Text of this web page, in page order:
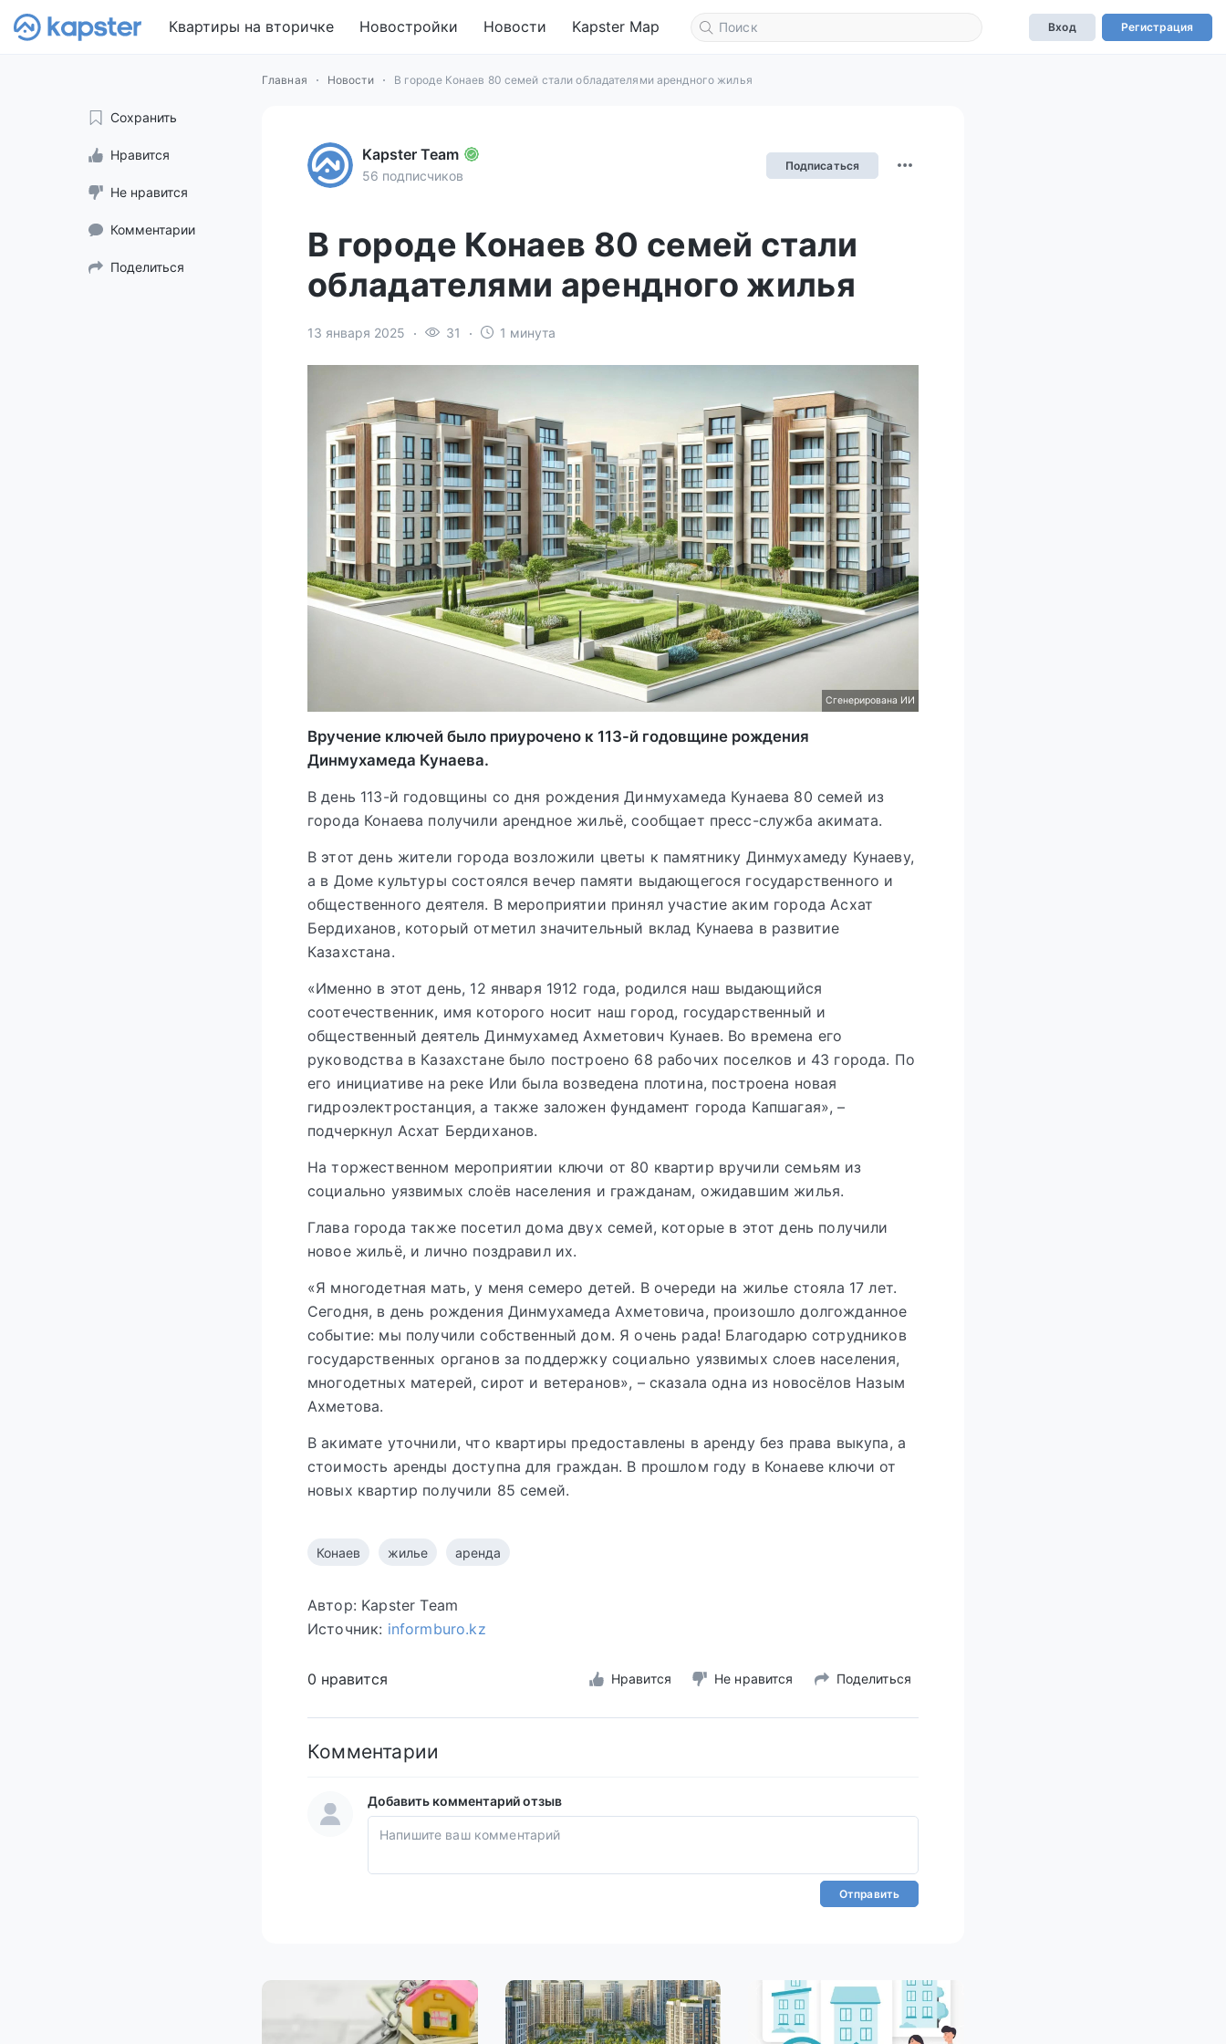
Квартиры на вторичке Новостройки Новости Kapster Map Вход Регистрация
Главная Новости В городе Конаев 80 семей стали обладателями арендного жилья
Сохранить
Нравится
Не нравится
Комментарии
Поделиться
Kapster Team
56 подписчиков
Подписаться
В городе Конаев 80 семей стали
обладателями арендного жилья
13 января 2025 31 1 минута
Сгенерирована ИИ
Вручение ключей было приурочено к 113-й годовщине рождения
Динмухамеда Кунаева.
В день 113-й годовщины со дня рождения Динмухамеда Кунаева 80 семей из
города Конаева получили арендное жильё, сообщает пресс-служба акимата.
В этот день жители города возложили цветы к памятнику Динмухамеду Кунаеву,
а в Доме культуры состоялся вечер памяти выдающегося государственного и
общественного деятеля. В мероприятии принял участие аким города Асхат
Бердиханов, который отметил значительный вклад Кунаева в развитие
Казахстана.
«Именно в этот день, 12 января 1912 года, родился наш выдающийся
соотечественник, имя которого носит наш город, государственный и
общественный деятель Динмухамед Ахметович Кунаев. Во времена его
руководства в Казахстане было построено 68 рабочих поселков и 43 города. По
его инициативе на реке Или была возведена плотина, построена новая
гидроэлектростанция, а также заложен фундамент города Капшагая», –
подчеркнул Асхат Бердиханов.
На торжественном мероприятии ключи от 80 квартир вручили семьям из
социально уязвимых слоёв населения и гражданам, ожидавшим жилья.
Глава города также посетил дома двух семей, которые в этот день получили
новое жильё, и лично поздравил их.
«Я многодетная мать, у меня семеро детей. В очереди на жилье стояла 17 лет.
Сегодня, в день рождения Динмухамеда Ахметовича, произошло долгожданное
событие: мы получили собственный дом. Я очень рада! Благодарю сотрудников
государственных органов за поддержку социально уязвимых слоев населения,
многодетных матерей, сирот и ветеранов», – сказала одна из новосёлов Назым
Ахметова.
В акимате уточнили, что квартиры предоставлены в аренду без права выкупа, а
стоимость аренды доступна для граждан. В прошлом году в Конаеве ключи от
новых квартир получили 85 семей.
Конаев жилье аренда
Автор: Kapster Team
Источник: informburo.kz
0 нравится Нравится Не нравится Поделиться
Комментарии
Добавить комментарий отзыв
Отправить